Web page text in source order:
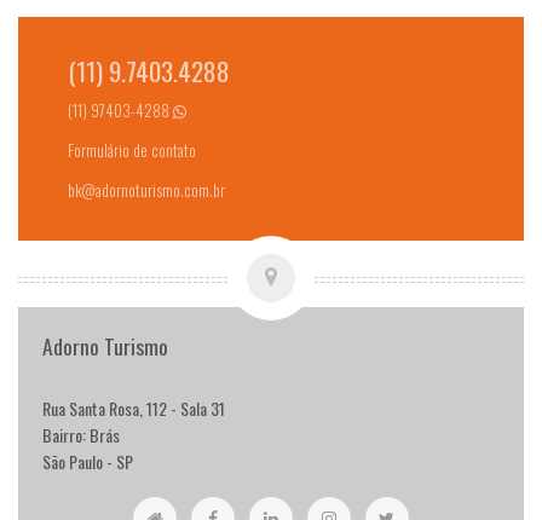
(11) 9.7403.4288
(11) 97403-4288
Formulário de contato
bk@adornoturismo.com.br
Adorno Turismo
Rua Santa Rosa, 112 - Sala 31
Bairro: Brás
São Paulo - SP